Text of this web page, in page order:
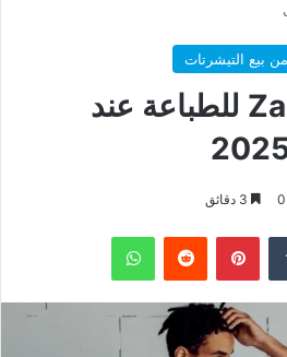
بيع التيشرتات
الربح من Zazzle للطباعة عند
0
بينتيريست واتساب